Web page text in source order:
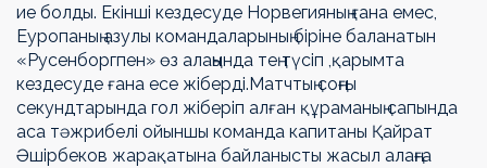
ие болды. Екінші кездесуде Норвегияның ғана емес,
Еуропаның азулы командаларының біріне баланатын
«Русенборгпен» өз алаңында тең түсіп ,қарымта
кездесуде ғана есе жіберді.Матчтың соңғы
секундтарында гол жіберіп алған құраманың сапында
аса тәжрибелі ойыншы команда капитаны Қайрат
Әшірбеков жарақатына байланысты жасыл алаңға